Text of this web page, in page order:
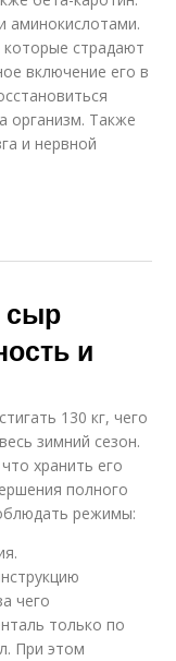
аминокислотами.
страдают
включение его в
организм. Также
и нервной
сыр
и
130 кг, чего
зимний сезон.
хранить его
полного
режимы:
чего
только по
При этом